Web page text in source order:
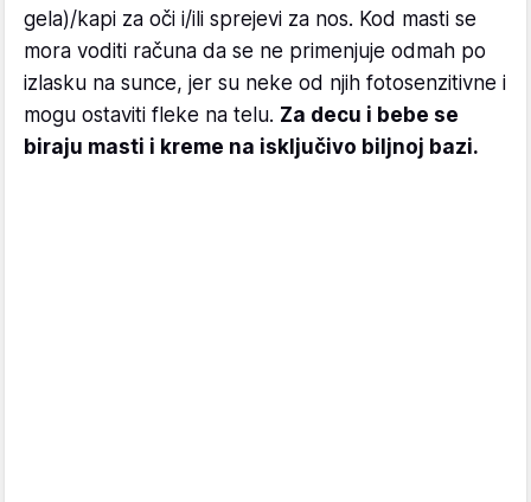
gela)/kapi za oči i/ili sprejevi za nos. Kod masti se
mora voditi računa da se ne primenjuje odmah po
izlasku na sunce, jer su neke od njih fotosenzitivne i
mogu ostaviti fleke na telu. Za decu i bebe se
biraju masti i kreme na isključivo biljnoj bazi.